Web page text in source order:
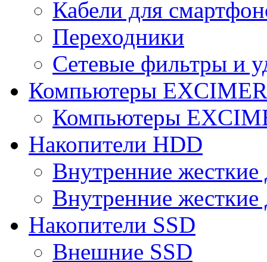
Кабели для
Переходники
Сетевые фильтры и
Компьютеры
Компьютеры
Накопители HDD
Внутренние
Внутренние
Накопители SSD
Внешние SSD